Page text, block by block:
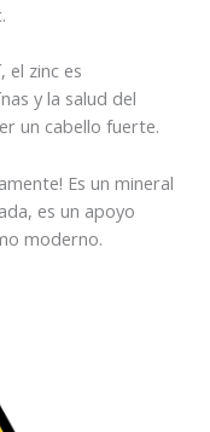
el zinc es
y la salud del
un cabello fuerte.
Es un mineral
es un apoyo
moderno.